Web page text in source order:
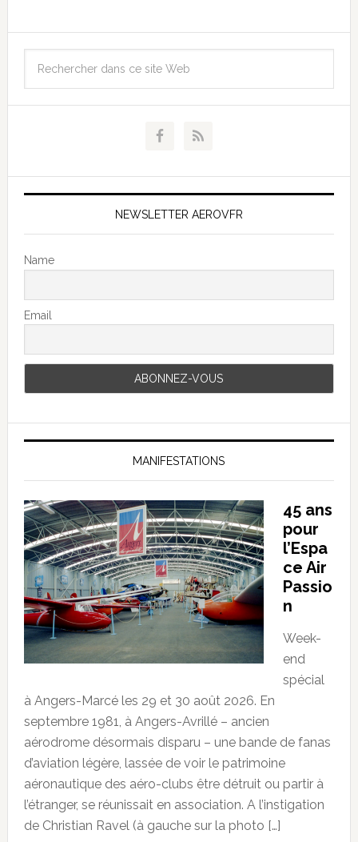
NEWSLETTER AEROVFR
Name
Email
MANIFESTATIONS
45 ans
pour
l’Espa
ce Air
Passio
n
Week-
end
spécial
à Angers-Marcé les 29 et 30 août 2026. En
septembre 1981, à Angers-Avrillé – ancien
aérodrome désormais disparu – une bande de fanas
d’aviation légère, lassée de voir le patrimoine
aéronautique des aéro-clubs être détruit ou partir à
l’étranger, se réunissait en association. A l’instigation
de Christian Ravel (à gauche sur la photo […]